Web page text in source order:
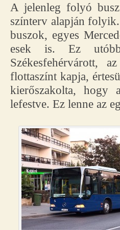
A jelenleg folyó
színterv alapján
buszok, egyes
esek is. Ez
Székesfehérvárott,
flottaszínt kapja,
kierőszakolta, hogy
lefestve. Ez lenne az